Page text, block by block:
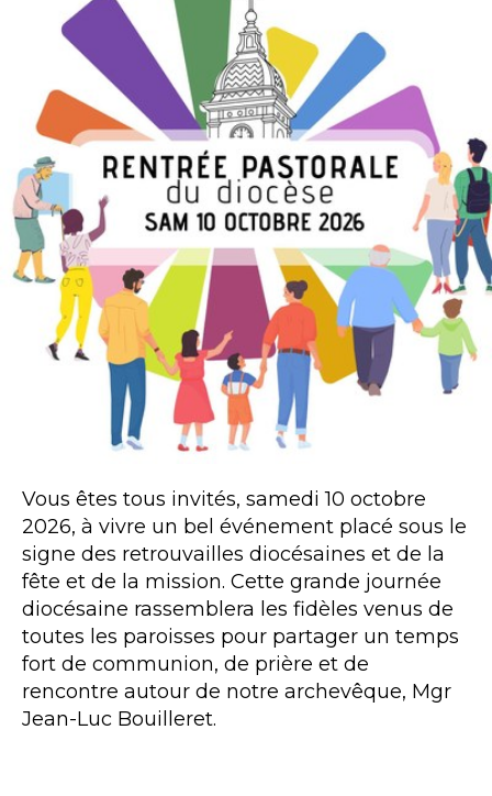
Vous êtes tous invités, samedi 10 octobre
2026, à vivre un bel événement placé sous le
signe des retrouvailles diocésaines et de la
fête et de la mission. Cette grande journée
diocésaine rassemblera les fidèles venus de
toutes les paroisses pour partager un temps
fort de communion, de prière et de
rencontre autour de notre archevêque, Mgr
Jean-Luc Bouilleret.